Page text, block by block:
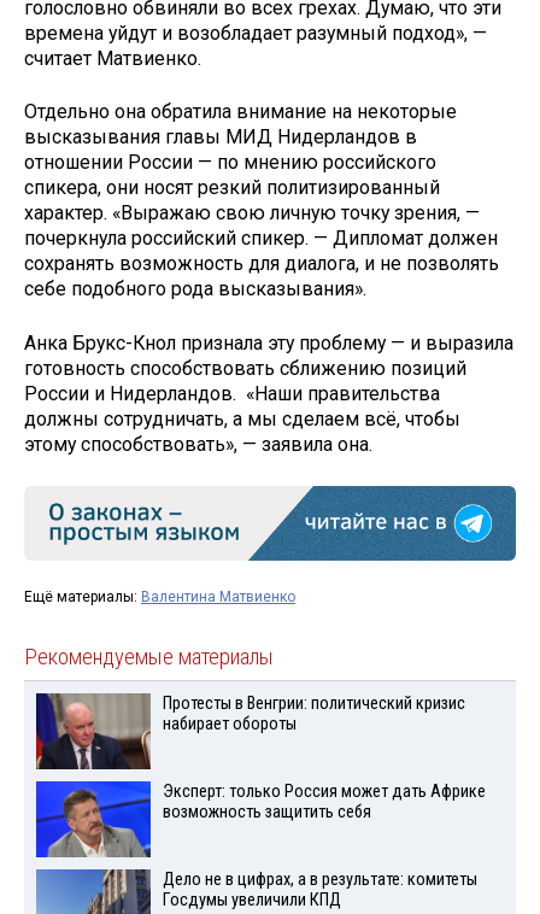
голословно обвиняли во всех грехах. Думаю, что эти
времена уйдут и возобладает разумный подход», —
считает Матвиенко.
Отдельно она обратила внимание на некоторые
высказывания главы МИД Нидерландов в
отношении России — по мнению российского
спикера, они носят резкий политизированный
характер. «Выражаю свою личную точку зрения, —
почеркнула российский спикер. — Дипломат должен
сохранять возможность для диалога, и не позволять
себе подобного рода высказывания».
Анка Брукс-Кнол признала эту проблему — и выразила
готовность способствовать сближению позиций
России и Нидерландов. «Наши правительства
должны сотрудничать, а мы сделаем всё, чтобы
этому способствовать», — заявила она.
Ещё материалы: Валентина Матвиенко
Рекомендуемые материалы
Протесты в Венгрии: политический кризис
набирает обороты
Эксперт: только Россия может дать Африке
возможность защитить себя
Дело не в цифрах, а в результате: комитеты
Госдумы увеличили КПД